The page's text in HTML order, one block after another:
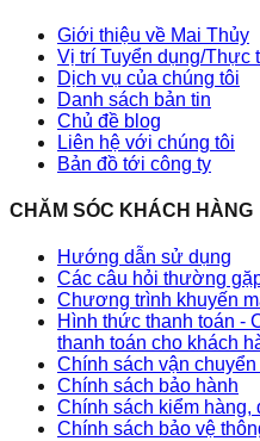
Giới thiệu về Mai Thủy
Vị trí Tuyển dụng/Thực
Dịch vụ của chúng tôi
Danh sách bản tin
Chủ đề blog
Liên hệ với chúng tôi
Bản đồ tới công ty
CHĂM SÓC KHÁCH HÀNG
Hướng dẫn sử dụng
Các câu hỏi thường
Chương trình khuyến
Hình thức thanh toán -
thanh toán cho khách
Chính sách vận
Chính sách bảo hành
Chính sách kiểm hàng,
Chính sách bảo vệ